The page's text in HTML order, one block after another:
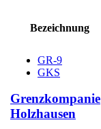
Bezeichnung
GR-9
GKS
Grenzkompanie
Holzhausen